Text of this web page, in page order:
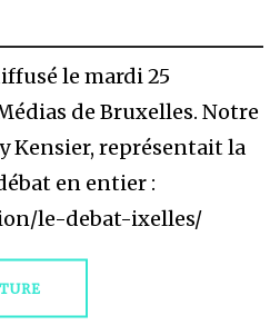
le mardi 25
de Bruxelles. Notre
Kensier, représentait la
en entier :
le-debat-ixelles/